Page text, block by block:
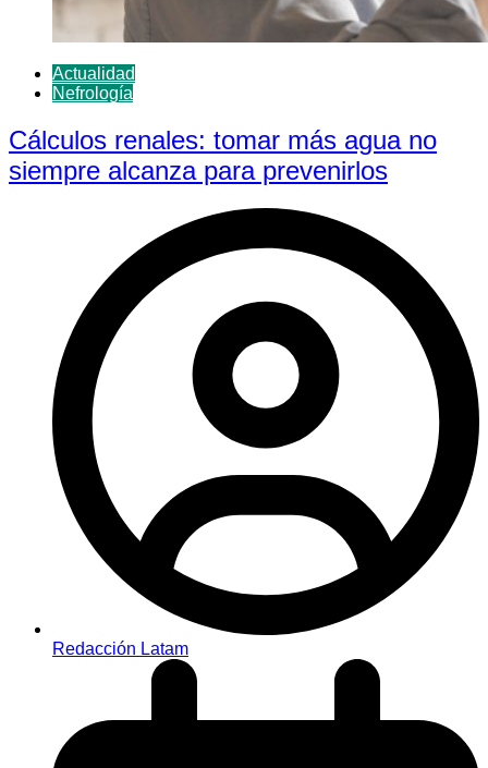
Actualidad
Nefrología
Cálculos renales: tomar más agua no
siempre alcanza para prevenirlos
Redacción Latam